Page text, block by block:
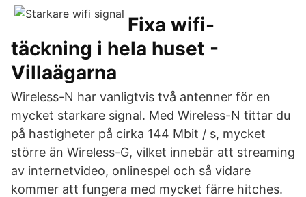
Fixa wifi-
täckning i hela huset -
Villaägarna
Wireless-N har vanligtvis två antenner för en
mycket starkare signal. Med Wireless-N tittar du
på hastigheter på cirka 144 Mbit / s, mycket
större än Wireless-G, vilket innebär att streaming
av internetvideo, onlinespel och så vidare
kommer att fungera med mycket färre hitches.